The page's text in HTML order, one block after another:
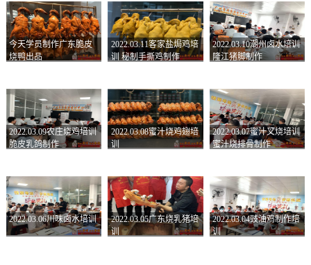
今天学员制作广东脆皮
烧鸭出品
2022.03.11客家盐焗鸡培
训 秘制手撕鸡制作
2022.03.10潮州卤水培训
隆江猪脚制作
2022.03.09农庄烧鸡培训
脆皮乳鸽制作
2022.03.08蜜汁烧鸡翅培
训
2022.03.07蜜汁叉烧培训
蜜汁烧排骨制作
2022.03.06川味卤水培训
2022.03.05广东烧乳猪培
训
2022.03.04豉油鸡制作培
训